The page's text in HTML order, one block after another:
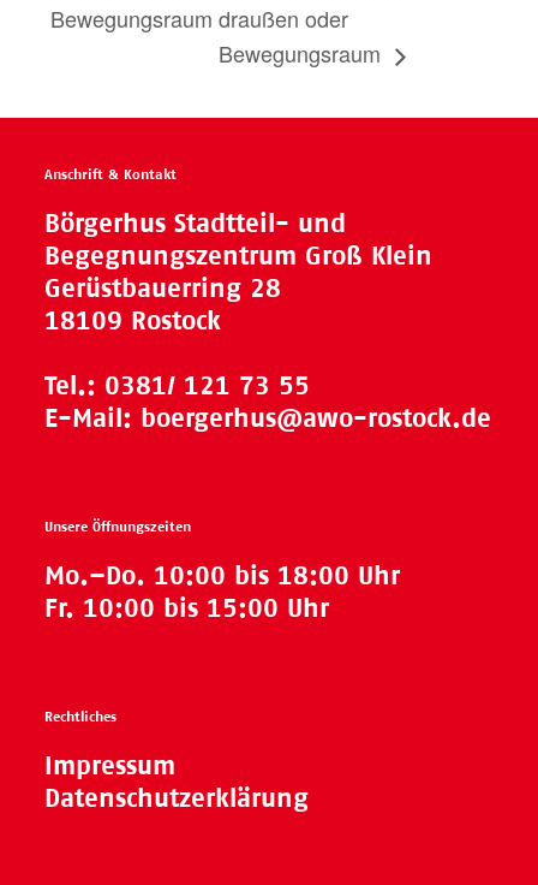
Bewegungsraum draußen oder
Bewegungsraum
Anschrift & Kontakt
Börgerhus Stadtteil- und
Begegnungszentrum Groß Klein
Gerüstbauerring 28
18109 Rostock
Tel.: 0381/ 121 73 55
E-Mail: boergerhus@awo-rostock.de
Unsere Öffnungszeiten
Mo.–Do. 10:00 bis 18:00 Uhr
Fr. 10:00 bis 15:00 Uhr
Rechtliches
Impressum
Datenschutzerklärung